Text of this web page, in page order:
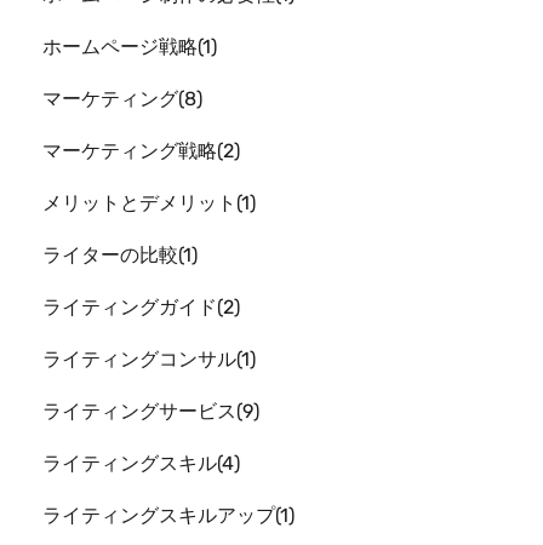
ホームページ戦略 1
マーケティング 8
マーケティング戦略 2
メリットとデメリット 1
ライターの比較 1
ライティングガイド 2
ライティングコンサル 1
ライティングサービス 9
ライティングスキル 4
ライティングスキルアップ 1